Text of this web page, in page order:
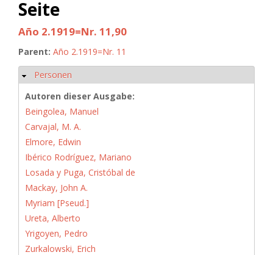
Seite
Año 2.1919=Nr. 11,90
Parent: Año 2.1919=Nr. 11
Hide
Personen
Autoren dieser Ausgabe:
Beingolea, Manuel
Carvajal, M. A.
Elmore, Edwin
Ibérico Rodríguez, Mariano
Losada y Puga, Cristóbal de
Mackay, John A.
Myriam [Pseud.]
Ureta, Alberto
Yrigoyen, Pedro
Zurkalowski, Erich